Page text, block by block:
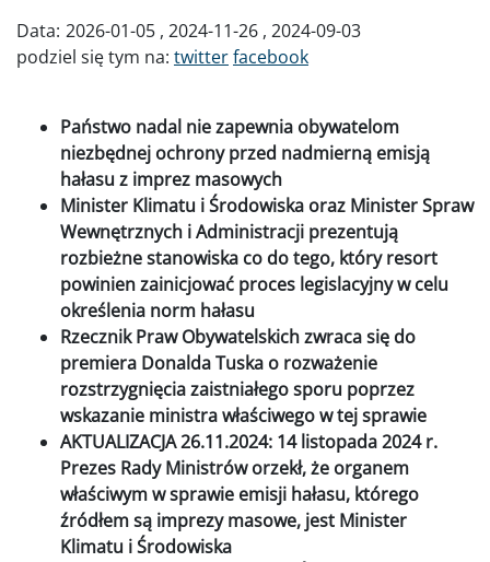
Data: 2026-01-05 2024-11-26 2024-09-03
podziel się tym na: twitterfacebook
Państwo nadal nie zapewnia obywatelom
niezbędnej ochrony przed nadmierną emisją
hałasu z imprez masowych
Minister Klimatu i Środowiska oraz Minister Spraw
Wewnętrznych i Administracji prezentują
rozbieżne stanowiska co do tego, który resort
powinien zainicjować proces legislacyjny w celu
określenia norm hałasu
Rzecznik Praw Obywatelskich zwraca się do
premiera Donalda Tuska o rozważenie
rozstrzygnięcia zaistniałego sporu poprzez
wskazanie ministra właściwego w tej sprawie
AKTUALIZACJA 26.11.2024: 14 listopada 2024 r.
Prezes Rady Ministrów orzekł, że organem
właściwym w sprawie emisji hałasu, którego
źródłem są imprezy masowe, jest Minister
Klimatu i Środowiska